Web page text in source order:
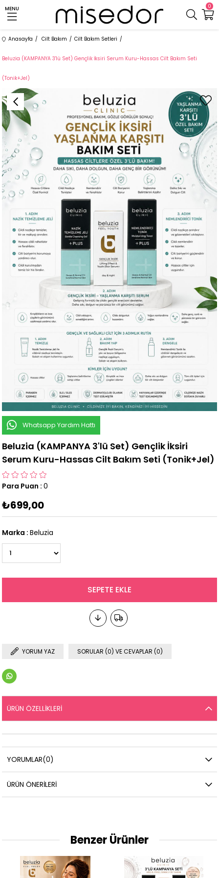
0
MENU
Anasayfa Cilt Bakım Cilt Bakım Setleri
Beluzia (KAMPANYA 3'lü Set) Gençlik İksiri Serum Kuru-Hassas Cilt Bakım Seti
(Tonik+Jel)
Whatsapp Yardım Hattı
Beluzia (KAMPANYA 3'lü Set) Gençlik İksiri
Serum Kuru-Hassas Cilt Bakım Seti (Tonik+Jel)
Para Puan : 0
₺699,00
Marka : Beluzia
YORUM YAZ SORULAR (0) VE CEVAPLAR (0)
ÜRÜN ÖZELLIKLERI
YORUMLAR(0)
ÜRÜN ÖNERILERI
Benzer Ürünler